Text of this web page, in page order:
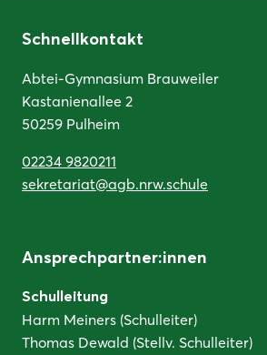
Schnellkontakt
Abtei-Gymnasium Brauweiler
Kastanienallee 2
50259 Pulheim
02234 9820211
sekretariat@agb.nrw.schule
Ansprechpartner:innen
Schulleitung
Harm Meiners (Schulleiter)
Thomas Dewald (Stellv. Schulleiter)